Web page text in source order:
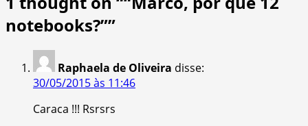
notebooks?””
Raphaela de Oliveira disse:
30/05/2015 às 11:46
Caraca !!! Rsrsrs